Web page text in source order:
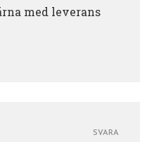
med leverans
SVARA